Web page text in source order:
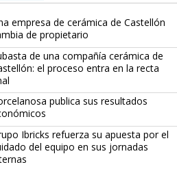
empresa de cerámica de Castellón
de propietario
de una compañía cerámica de
el proceso entra en la recta
publica sus resultados
Ibricks refuerza su apuesta por el
del equipo en sus jornadas